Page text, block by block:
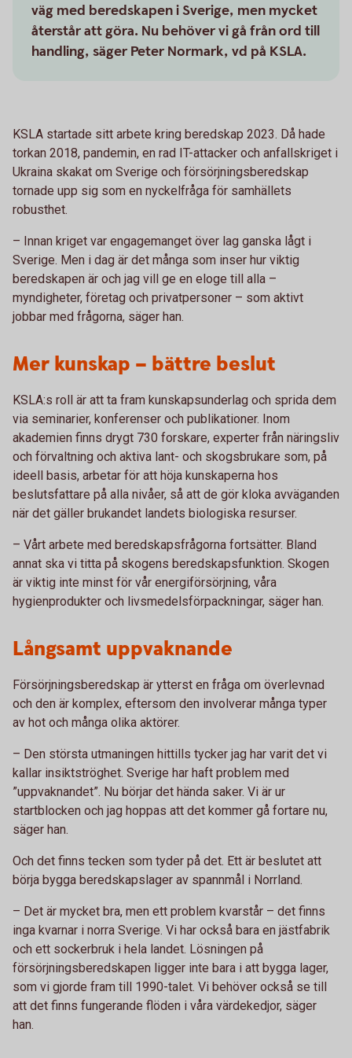
väg med beredskapen i Sverige, men mycket
återstår att göra. Nu behöver vi gå från ord till
handling, säger Peter Normark, vd på KSLA.
KSLA startade sitt arbete kring beredskap 2023. Då hade
torkan 2018, pandemin, en rad IT-attacker och anfallskriget i
Ukraina skakat om Sverige och försörjningsberedskap
tornade upp sig som en nyckelfråga för samhällets
robusthet.
– Innan kriget var engagemanget över lag ganska lågt i
Sverige. Men i dag är det många som inser hur viktig
beredskapen är och jag vill ge en eloge till alla –
myndigheter, företag och privatpersoner – som aktivt
jobbar med frågorna, säger han.
Mer kunskap – bättre beslut
KSLA:s roll är att ta fram kunskapsunderlag och sprida dem
via seminarier, konferenser och publikationer. Inom
akademien finns drygt 730 forskare, experter från näringsliv
och förvaltning och aktiva lant- och skogsbrukare som, på
ideell basis, arbetar för att höja kunskaperna hos
beslutsfattare på alla nivåer, så att de gör kloka avväganden
när det gäller brukandet landets biologiska resurser.
– Vårt arbete med beredskapsfrågorna fortsätter. Bland
annat ska vi titta på skogens beredskapsfunktion. Skogen
är viktig inte minst för vår energiförsörjning, våra
hygienprodukter och livsmedelsförpackningar, säger han.
Långsamt uppvaknande
Försörjningsberedskap är ytterst en fråga om överlevnad
och den är komplex, eftersom den involverar många typer
av hot och många olika aktörer.
– Den största utmaningen hittills tycker jag har varit det vi
kallar insiktströghet. Sverige har haft problem med
”uppvaknandet”. Nu börjar det hända saker. Vi är ur
startblocken och jag hoppas att det kommer gå fortare nu,
säger han.
Och det finns tecken som tyder på det. Ett är beslutet att
börja bygga beredskapslager av spannmål i Norrland.
– Det är mycket bra, men ett problem kvarstår – det finns
inga kvarnar i norra Sverige. Vi har också bara en jästfabrik
och ett sockerbruk i hela landet. Lösningen på
försörjningsberedskapen ligger inte bara i att bygga lager,
som vi gjorde fram till 1990-talet. Vi behöver också se till
att det finns fungerande flöden i våra värdekedjor, säger
han.